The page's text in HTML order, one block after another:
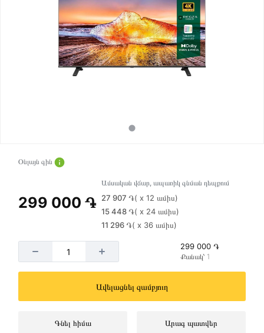
Օնլայն գին
299 000 ֏
Ամսական վճար, ապառիկ գնման դեպքում
27 907 ֏( x 12 ամիս)
15 448 ֏( x 24 ամիս)
11 296 ֏( x 36 ամիս)
299 000 ֏
Քանակ՝ 1
Ավելացնել զամբյուղ
Գնել հիմա Արագ պատվեր